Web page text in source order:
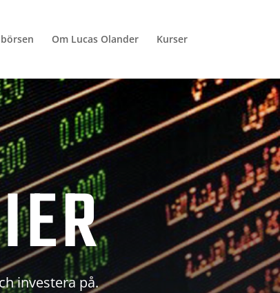
Om Lucas Olander Kurser
investera på.